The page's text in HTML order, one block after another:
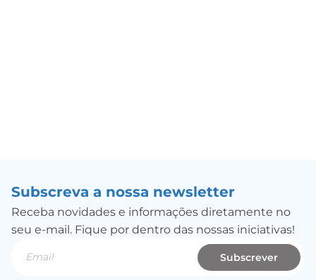
Subscreva a nossa newsletter
Receba novidades e informações diretamente no
seu e-mail. Fique por dentro das nossas iniciativas!
Subscrever